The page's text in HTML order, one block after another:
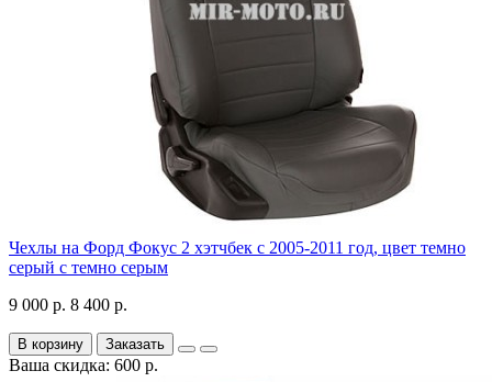
Чехлы на Форд Фокус 2 хэтчбек с 2005-2011 год, цвет темно
серый с темно серым
9 000 р. 8 400 р.
В корзину Заказать
Ваша скидка: 600 р.